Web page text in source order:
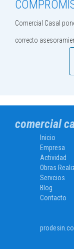
Comercial Casal
correcto
comercial
Inicio
Empresa
Actividad
Obras
Servcios
Blog
Contacto